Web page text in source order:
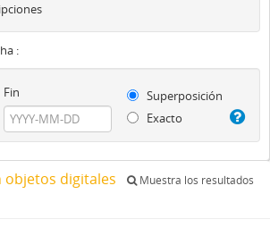
:
Fin
Superposición
Exacto
objetos digitales
Muestra los resultados